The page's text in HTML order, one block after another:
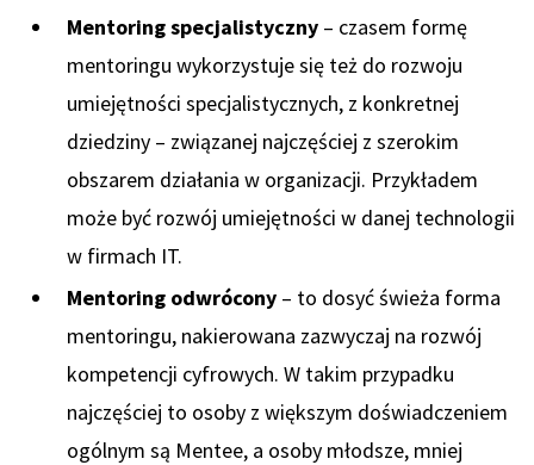
Mentoring specjalistyczny – czasem formę
mentoringu wykorzystuje się też do rozwoju
umiejętności specjalistycznych, z konkretnej
dziedziny – związanej najczęściej z szerokim
obszarem działania w organizacji. Przykładem
może być rozwój umiejętności w danej technologii
w firmach IT.
Mentoring odwrócony – to dosyć świeża forma
mentoringu, nakierowana zazwyczaj na rozwój
kompetencji cyfrowych. W takim przypadku
najczęściej to osoby z większym doświadczeniem
ogólnym są Mentee, a osoby młodsze, mniej